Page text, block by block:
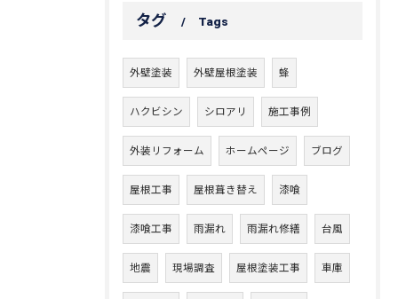
タグ Tags
外壁塗装 外壁屋根塗装 蜂
ハクビシン シロアリ 施工事例
外装リフォーム ホームページ ブログ
屋根工事 屋根葺き替え 漆喰
漆喰工事 雨漏れ 雨漏れ修繕 台風
地震 現場調査 屋根塗装工事 車庫